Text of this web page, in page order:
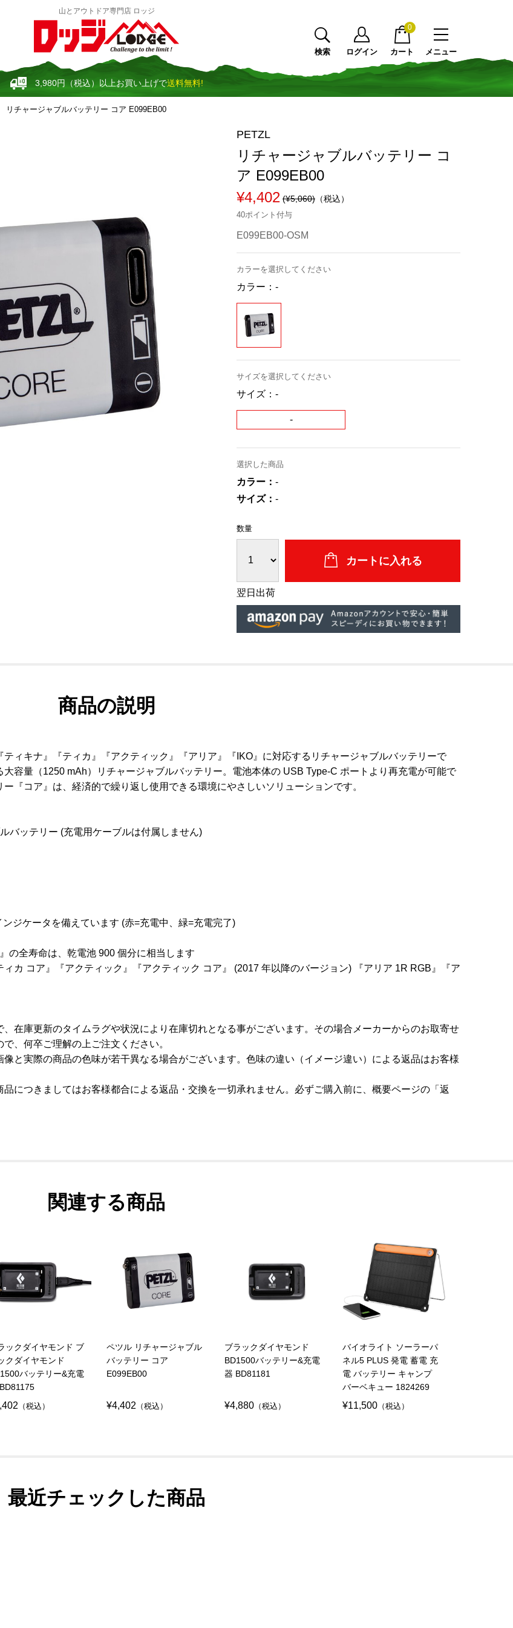
山とアウトドア専門店 ロッジ
3,980円（税込）以上お買い上げで送料無料!
メニュー
検索 ログイン カート
0
リチャージャブルバッテリー コア E099EB00
PETZL
リチャージャブルバッテリー コ
ア E099EB00
¥4,402 (¥5,060) （税込）
40ポイント付与
E099EB00-OSM
カラーを選択してください
カラー： -
サイズを選択してください
サイズ： -
-
選択した商品
カラー： -
サイズ： -
数量
翌日出荷
商品の説明
ィキナ』『ティカ』『アクティック』『アリア』『IKO』に対応するリチャージャブルバッテリーで
容量（1250 mAh）リチャージャブルバッテリー。電池本体の USB Type-C ポートより再充電が可能で
『コア』は、経済的で繰り返し使用できる環境にやさしいソリューションです。
バッテリー (充電用ケーブルは付属しません)
ジケータを備えています (赤=充電中、緑=充電完了)
の全寿命は、乾電池 900 個分に相当します
カ コア』『アクティック』『アクティック コア』 (2017 年以降のバージョン) 『アリア 1R RGB』『ア
在庫更新のタイムラグや状況により在庫切れとなる事がございます。その場合メーカーからのお取寄せ
、何卒ご理解の上ご注文ください。
と実際の商品の色味が若干異なる場合がございます。色味の違い（イメージ違い）による返品はお客様
につきましてはお客様都合による返品・交換を一切承れません。必ずご購入前に、概要ページの「返
関連する商品
ックダイヤモンド ブ
クダイヤモンド
バッテリー&充電
（税込）
ペツル リチャージャブル
バッテリー コア
E099EB00
¥4,402 （税込）
ブラックダイヤモンド
BD1500バッテリー&充電
器 BD81181
¥4,880 （税込）
バイオライト ソーラーパ
ネル5 PLUS 発電 蓄電 充
電 バッテリー キャンプ
バーベキュー 1824269
¥11,500 （税込）
最近チェックした商品